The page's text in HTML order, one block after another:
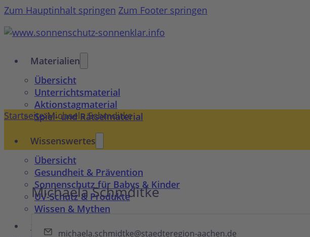
Zum Hauptinhalt springen Zum Footer springen
Materialien
Übersicht
Unterrichtsmaterial
Aktionstagmaterial
Spiel- und Rätselmaterial
Wissenswertes
Übersicht
Gesundheit & Prävention
Sonnenschutz für Babys & Kinder
UV-Schutz & Produkte
Wissen & Mythen
10 Tipps
Startseite Michaela Schmditke
Michaela Schmditke
Email
michaela.schmidtke@staedteregion-aachen.de